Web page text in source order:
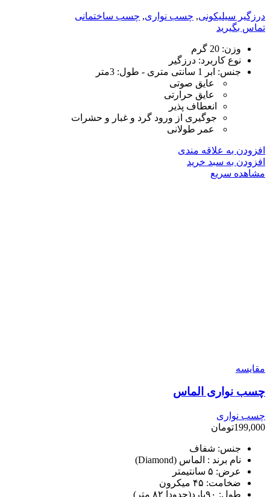
درزگیر سیلیکونی, چسب نواری, چسب ساختمانی
تماس بگیرید
وزن: 20 گرم
نوع کاربرد: درزگیر
جنس: ابر 1 سانتی متری - طول: 3متر
عایق صوتی
عایق حرارتی
انعطاف پذیر
جوگیری از ورود گرد و غبار و حشرات
عمر طولانی
افزودن به علاقه مندی
افزودن به سبد خرید
مشاهده سریع
مقایسه
چسب نواری الماس
چسب نواری
199,000تومان
جنس: شفاف
نام برند : الماس (Diamond)
عرض: ۵ سانتیمتر
ضخامت: ۴۵ میکرون
طول: ۹۰یارد(حدودا ۸۲ متر)